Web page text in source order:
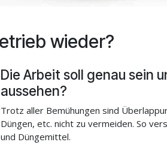
wieder?
Die Arbeit soll genau sein
aussehen?
Trotz aller Bemühungen sind
Düngen, etc. nicht zu vermeiden. So
und Düngemittel.